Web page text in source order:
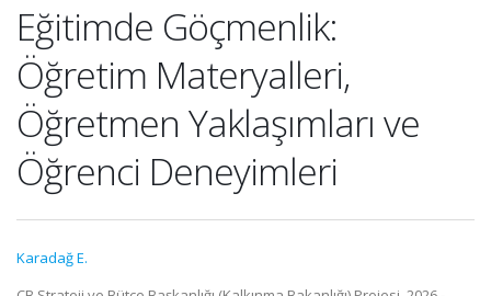
Eğitimde Göçmenlik:
Öğretim Materyalleri,
Öğretmen Yaklaşımları ve
Öğrenci Deneyimleri
Karadağ E.